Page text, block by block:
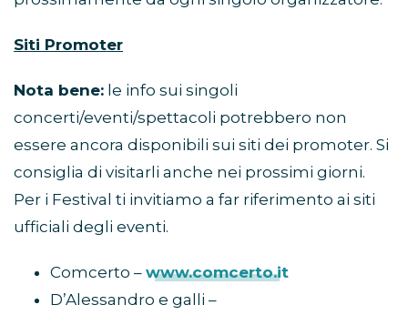
Siti Promoter
Nota bene: le info sui singoli
concerti/eventi/spettacoli potrebbero non
essere ancora disponibili sui siti dei promoter. Si
consiglia di visitarli anche nei prossimi giorni.
Per i Festival ti invitiamo a far riferimento ai siti
ufficiali degli eventi.
Comcerto – www.comcerto.it
D’Alessandro e galli –